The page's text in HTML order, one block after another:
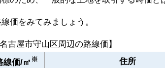
価をみてみましょう。
名古屋市守山区周辺の路線価】
線価/㎡ ※
住所